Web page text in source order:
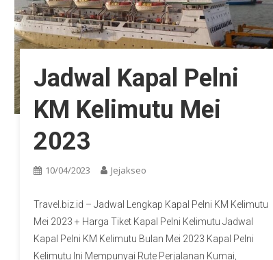
Jadwal Kapal Pelni
KM Kelimutu Mei
2023
10/04/2023 Jejakseo
Travel.biz.id – Jadwal Lengkap Kapal Pelni KM Kelimutu
Mei 2023 + Harga Tiket Kapal Pelni Kelimutu Jadwal
Kapal Pelni KM Kelimutu Bulan Mei 2023 Kapal Pelni
Kelimutu Ini Mempunyai Rute Perjalanan Kumai,